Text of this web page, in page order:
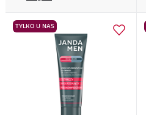
TYLKO U NAS